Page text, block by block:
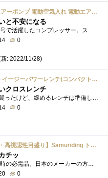
VEEAPE 電動エアーポンプ 電動空気入れ 電動エアコンプレッサー 高品質 小型便利 最大150PSI 家庭用（AC110V）/車用（DC12V）接続式 LEDライト付き 自転車/ロードバイク/車/タイヤ/ボール/浮き輪/風船などに適用 長い電源コード付属 3種類変換ノズル 空気圧指定可能 米式/仏式バルブ対応 日本語取扱説明書付き 一年安心保障
と不安になる
今年の台風１４号で活躍したコンプレッサー。スタンドに行こうにも田舎の道路は冠水してたりスタンド自体が被害にあっていたので何気に大活...
0
: 2022/11/28)
エーモン(amon) イージーパワーレンチ(コンパクトで車載しやすい、クロスレンチ・十字レンチの 8840
クロスレンチ
0
【ロックリング・高視認性目盛り】Samuriding トルクレンチ 自動車 タイヤ交換 12.7mm (1/2インチ) 薄口ロングソケット付 40-200N・m (ブラック)
チッ
タイヤ取り付け時の必需品。日本のメーカーの方が精度も良いだろうけど、とてもとても高くて買えたもんじゃないですはい。ケース付きなら傷...
0